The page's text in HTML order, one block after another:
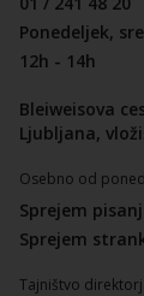
Ponedeljek,
12h - 14h
Bleiweisova
Ljubljana,
Osebno od
Sprejem
Sprejem
Tajništvo